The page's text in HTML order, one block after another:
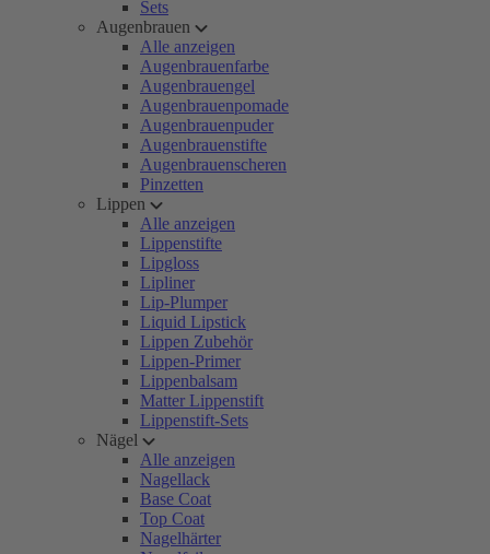
Sets
Augenbrauen
Alle anzeigen
Augenbrauenfarbe
Augenbrauengel
Augenbrauenpomade
Augenbrauenpuder
Augenbrauenstifte
Augenbrauenscheren
Pinzetten
Lippen
Alle anzeigen
Lippenstifte
Lipgloss
Lipliner
Lip-Plumper
Liquid Lipstick
Lippen Zubehör
Lippen-Primer
Lippenbalsam
Matter Lippenstift
Lippenstift-Sets
Nägel
Alle anzeigen
Nagellack
Base Coat
Top Coat
Nagelhärter